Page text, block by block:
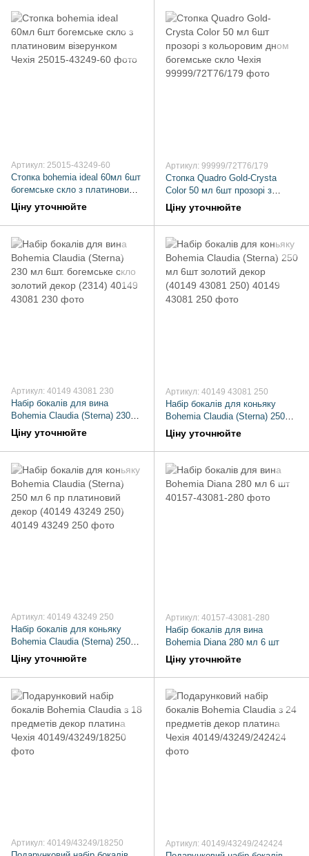
Артикул: 25015-43249-60
Стопка bohemia ideal 60мл 6шт
богемське скло з платиновим
візерунком Чехія
Ціну уточнюйте
Артикул: 99999/72T76/179
Стопка Quadro Gold-Crysta
Сolor 50 мл 6шт прозорі з
кольоровим дном богемське
скло Чехія
Ціну уточнюйте
Артикул: 40149 43081 230
Набір бокалів для вина
Bohemia Claudia (Sterna) 230
мл 6шт. богемське скло
золотий декор (2314)
Ціну уточнюйте
Артикул: 40149 43081 250
Набір бокалів для коньяку
Bohemia Claudia (Sterna) 250
мл 6шт золотий декор (40149
43081 250)
Ціну уточнюйте
Артикул: 40149 43249 250
Набір бокалів для коньяку
Bohemia Claudia (Sterna) 250
мл 6 пр платиновий декор
(40149 43249 250)
Ціну уточнюйте
Артикул: 40157-43081-280
Набір бокалів для вина
Bohemia Diana 280 мл 6 шт
Ціну уточнюйте
Артикул: 40149/43249/18250 Артикул: 40149/43249/242424